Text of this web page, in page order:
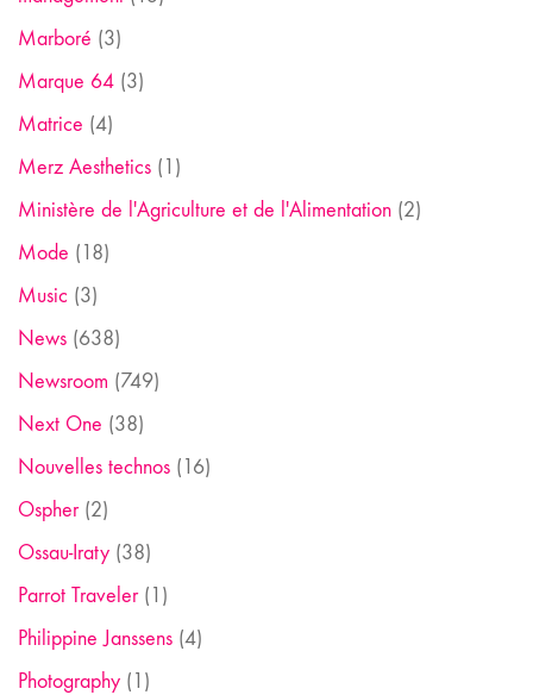
Marboré (3)
Marque 64 (3)
Matrice (4)
Merz Aesthetics (1)
Ministère de l'Agriculture et de l'Alimentation (2)
Mode (18)
Music (3)
News (638)
Newsroom (749)
Next One (38)
Nouvelles technos (16)
Ospher(2)
Ossau-Iraty (38)
Parrot Traveler(1)
Philippine Janssens (4)
Photography (1)